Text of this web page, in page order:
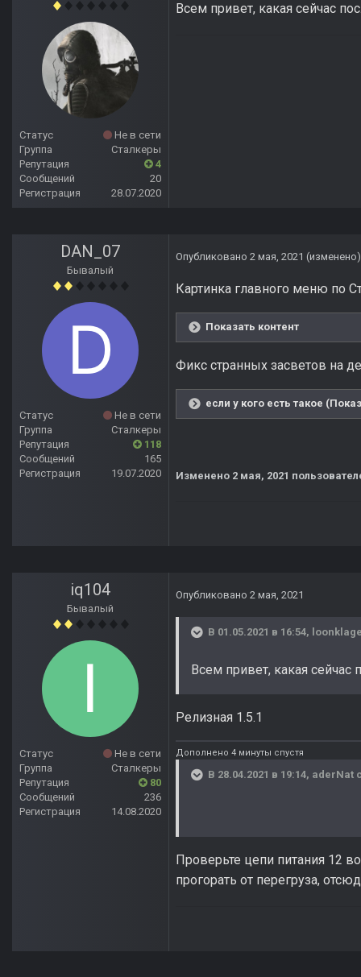
Статус
Не в сети
Группа
Сталкеры
Репутация
4
Сообщений
20
Регистрация
28.07.2020
Всем привет, какая сейчас
DAN_07
Бывалый
Статус
Не в сети
Группа
Сталкеры
Репутация
118
Сообщений
165
Регистрация
19.07.2020
Опубликовано 2 мая, 2021 (изменено)
Картинка главного меню по
Показать контент
Фикс странных засветов на
если у кого есть такое
Изменено 2 мая, 2021
iq104
Бывалый
Статус
Не в сети
Группа
Сталкеры
Репутация
80
Сообщений
236
Регистрация
14.08.2020
Опубликовано 2 мая, 2021
В 01.05.2021 в 16:54,
Всем привет, какая сейчас
Релизная 1.5.1
Дополнено 4 минуты спустя
В 28.04.2021 в 19:14, aderNat
Проверьте цепи питания 12
прогорать от перегруза,